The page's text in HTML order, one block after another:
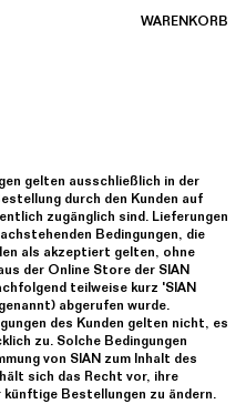
WARENKORB
gelten ausschließlich in der
durch den Kunden auf
zugänglich sind. Lieferungen
Bedingungen, die
als akzeptiert gelten, ohne
der Online Store der SIAN
teilweise kurz 'SIAN
genannt) abgerufen wurde.
des Kunden gelten nicht, es
zu. Solche Bedingungen
von SIAN zum Inhalt des
sich das Recht vor, ihre
Bestellungen zu ändern.